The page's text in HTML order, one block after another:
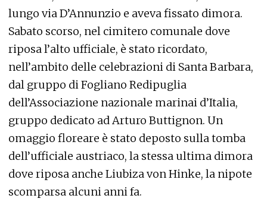
lungo via D’Annunzio e aveva fissato dimora.
Sabato scorso, nel cimitero comunale dove
riposa l’alto ufficiale, è stato ricordato,
nell’ambito delle celebrazioni di Santa Barbara,
dal gruppo di Fogliano Redipuglia
dell’Associazione nazionale marinai d’Italia,
gruppo dedicato ad Arturo Buttignon. Un
omaggio floreare è stato deposto sulla tomba
dell’ufficiale austriaco, la stessa ultima dimora
dove riposa anche Liubiza von Hinke, la nipote
scomparsa alcuni anni fa.